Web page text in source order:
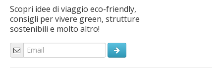
Scopri idee di viaggio eco-friendly,
consigli per vivere green, strutture
sostenibili e molto altro!